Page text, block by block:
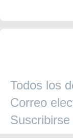
Todos los
Correo